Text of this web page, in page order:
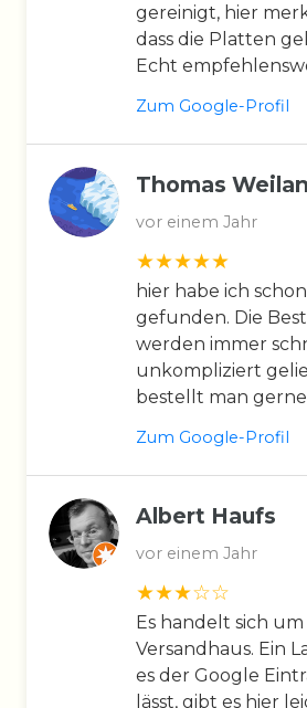
gereinigt, hier
dass die Platten
Echt
Zum Google-Profil
Thomas
vor einem Jahr
hier habe ich
gefunden. Die
werden immer
unkompliziert
bestellt man
Zum Google-Profil
Albert Haufs
vor einem Jahr
Es handelt sich um
Versandhaus. Ein
es der Google
lässt, gibt es hier